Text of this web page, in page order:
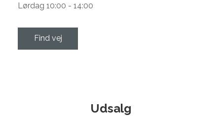
Lørdag 10:00 - 14:00
Find vej
Udsalg